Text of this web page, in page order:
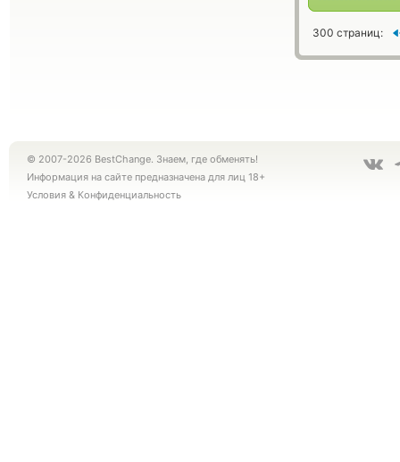
300 страниц:
© 2007-2026 BestChange. Знаем, где обменять!
Информация на сайте предназначена для лиц 18+
Условия & Конфиденциальность